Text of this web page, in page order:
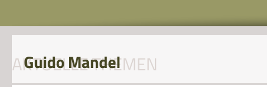
AKTUELLE THEMEN
Guido Mandel